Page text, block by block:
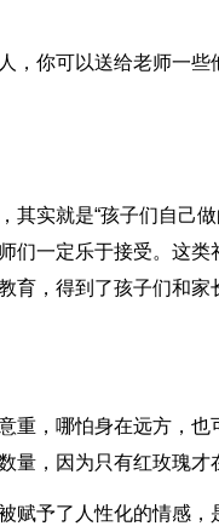
，你可以送给老师一些
其实就是“孩子们自己
们一定乐于接受。这
育，得到了孩子们和
重，哪怕身在远方，
量，因为只有红玫瑰
赋予了人性化的情感